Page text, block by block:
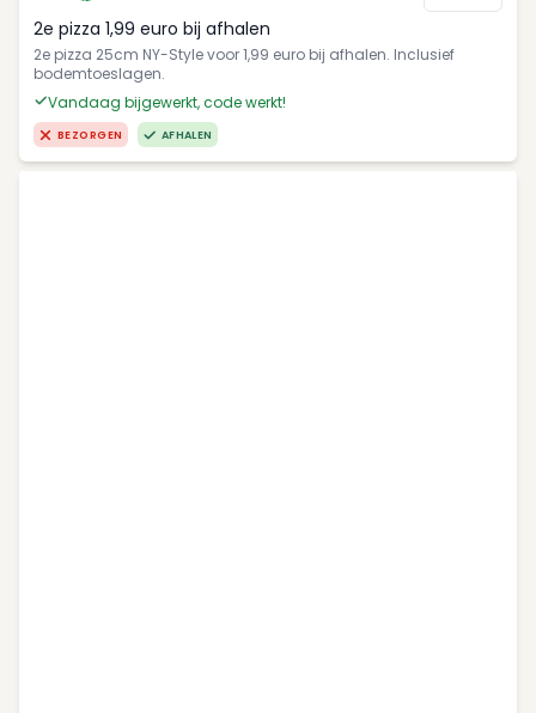
2e pizza 1,99 euro bij afhalen
2e pizza 25cm NY-Style voor 1,99 euro bij afhalen. Inclusief
bodemtoeslagen.
Vandaag bijgewerkt, code werkt!
BEZORGEN AFHALEN